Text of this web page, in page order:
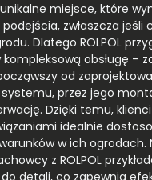
miejsce, które
zwłaszcza jeśli
Dlatego ROLPOL
obsługę –
od
przez jego
Dzięki temu,
idealnie
w ich ogrodach.
z ROLPOL